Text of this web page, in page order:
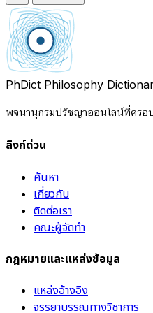
PhDict Philosophy
พจนานุกรมปรัชญาออนไลน์ที่ครอ
ลิงก์ด่วน
ค้นหา
เกี่ยวกับ
ติดต่อเรา
คณะผู้จัดทำ
กฎหมายและแหล่งข้อมูล
แหล่งอ้างอิง
จรรยาบรรณทางวิชาการ